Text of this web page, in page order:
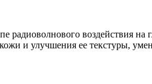
радиоволнового воздействия
кожи и улучшения ее текстуры,